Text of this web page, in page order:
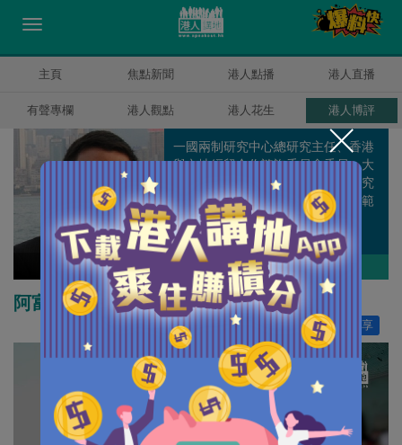
主頁 焦點新聞 港人點播 港人直播
有聲專欄 港人觀點 港人花生 港人博評
方舟
一國兩制研究中心總研究主任、香港
與內地經貿合作諮詢委員會委員、大
嶼山發展諮詢委員會委員，從事研究
工作多年，主力研究政治、經濟等範
疇。
作者其他博評
阿富汗與世界：誰影響誰
分享
18